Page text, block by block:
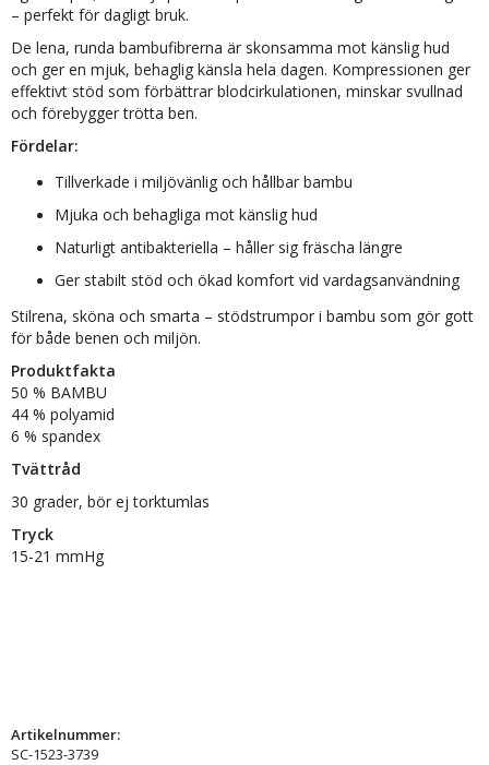
– perfekt för dagligt bruk.
De lena, runda bambufibrerna är skonsamma mot känslig hud
och ger en mjuk, behaglig känsla hela dagen. Kompressionen ger
effektivt stöd som förbättrar blodcirkulationen, minskar svullnad
och förebygger trötta ben.
Fördelar:
Tillverkade i miljövänlig och hållbar bambu
Mjuka och behagliga mot känslig hud
Naturligt antibakteriella – håller sig fräscha längre
Ger stabilt stöd och ökad komfort vid vardagsanvändning
Stilrena, sköna och smarta – stödstrumpor i bambu som gör gott
för både benen och miljön.
Produktfakta
50 % BAMBU
44 % polyamid
6 % spandex
Tvättråd
30 grader, bör ej torktumlas
Tryck
15-21 mmHg
Artikelnummer:
SC-1523-3739